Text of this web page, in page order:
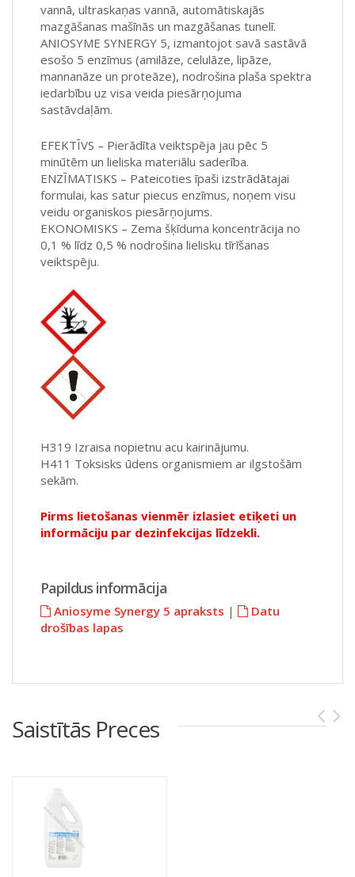
vannā, ultraskaņas vannā, automātiskajās
mazgāšanas mašīnās un mazgāšanas tunelī.
ANIOSYME SYNERGY 5, izmantojot savā sastāvā
esošo 5 enzīmus (amilāze, celulāze, lipāze,
mannanāze un proteāze), nodrošina plaša spektra
iedarbību uz visa veida piesārņojuma
sastāvdaļām.
EFEKTĪVS – Pierādīta veiktspēja jau pēc 5
minūtēm un lieliska materiālu saderība.
ENZĪMATISKS – Pateicoties īpaši izstrādātajai
formulai, kas satur piecus enzīmus, noņem visu
veidu organiskos piesārņojums.
EKONOMISKS – Zema šķīduma koncentrācija no
0,1 % līdz 0,5 % nodrošina lielisku tīrīšanas
veiktspēju.
H319 Izraisa nopietnu acu kairinājumu.
H411 Toksisks ūdens organismiem ar ilgstošām
sekām.
Pirms lietošanas vienmēr izlasiet etiķeti un
informāciju par dezinfekcijas līdzekli.
Papildus informācija
Aniosyme Synergy 5 apraksts |
Datu
drošības lapas
Saistītās Preces